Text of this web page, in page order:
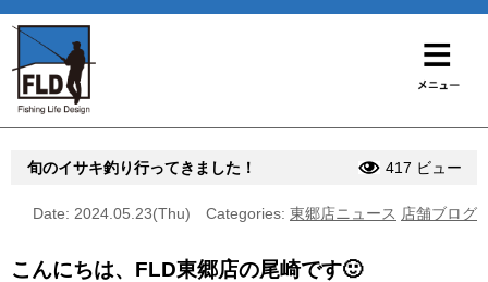
旬のイサキ釣り行ってきました！ 417 ビュー
Date: 2024.05.23(Thu) Categories: 東郷店ニュース 店舗ブログ
こんにちは、FLD東郷店の尾崎です🙂